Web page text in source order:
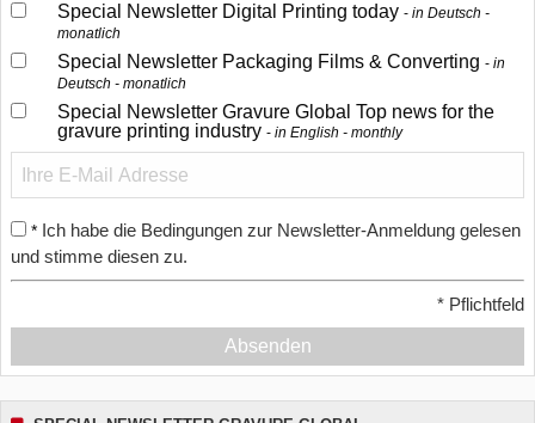
Special Newsletter Digital Printing today
in Deutsch -
monatlich
Special Newsletter Packaging Films & Converting
in
Deutsch - monatlich
Special Newsletter Gravure Global Top news for the
gravure printing industry
in English - monthly
* Ich habe die Bedingungen zur Newsletter-Anmeldung gelesen
und stimme diesen zu.
* Pflichtfeld
Absenden